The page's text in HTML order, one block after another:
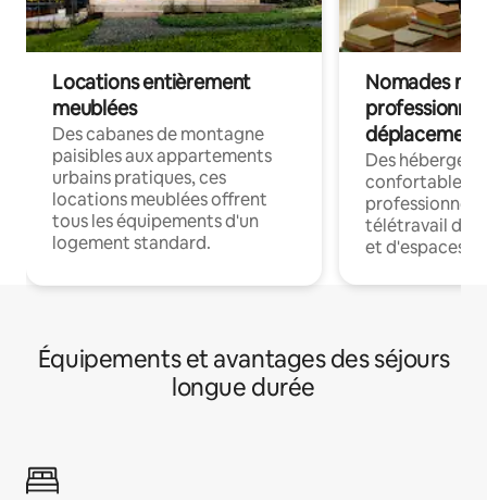
Locations entièrement
meublées
Des cabanes de montagne
paisibles aux appartements
urbains pratiques, ces
locations meublées offrent
tous les équipements d'un
logement standard.
Nomades
déplacement
Des
confortables
professionnels
télétravail
et d'espaces
Équipements et avantages des séjours
longue durée